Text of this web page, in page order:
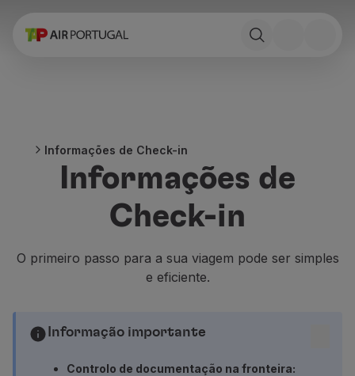
Reservar
Stopover
Informações de viagem
Necessidades especiais
Bebés e crianças
Voar em Business
Voar em Economy Prime
Voar em Economy
Informações de Check-in
Informações de
Check-in
O primeiro passo para a sua viagem pode ser simples
e eficiente.
Informação importante
Controlo de documentação na fronteira: